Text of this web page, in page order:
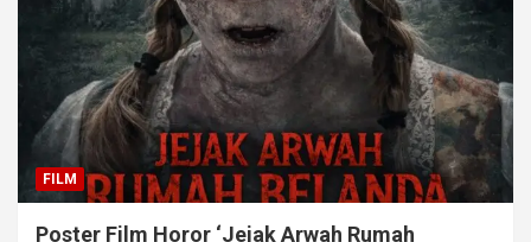
FILM
Poster Film Horor ‘Jejak Arwah Rumah